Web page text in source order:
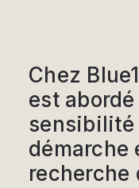
Chez
est
sensibilité
démarche